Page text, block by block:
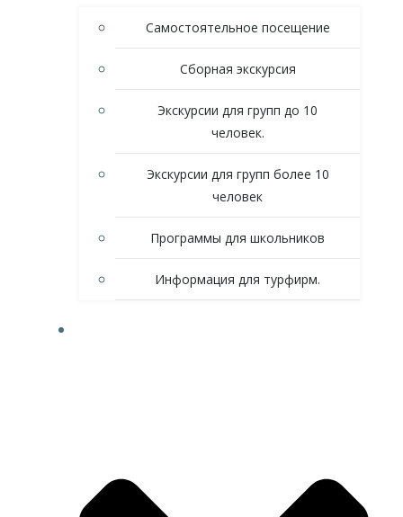
Самостоятельное посещение
Сборная экскурсия
Экскурсии для групп до 10
человек.
Экскурсии для групп более 10
человек
Программы для школьников
Информация для турфирм.